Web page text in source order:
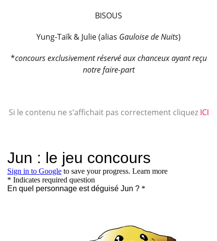
BISOUS
Yung-Taïk & Julie (alias Gauloise de Nuits)
*concours exclusivement réservé aux chanceux ayant reçu
notre faire-part
Si le contenu ne s’affichait pas correctement cliquezICI